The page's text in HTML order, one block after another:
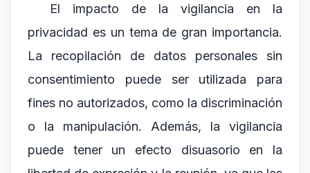
El impacto de la vigilancia en la
privacidad es un tema de gran importancia.
La recopilación de datos personales sin
consentimiento puede ser utilizada para
fines no autorizados, como la discriminación
o la manipulación. Además, la vigilancia
puede tener un efecto disuasorio en la